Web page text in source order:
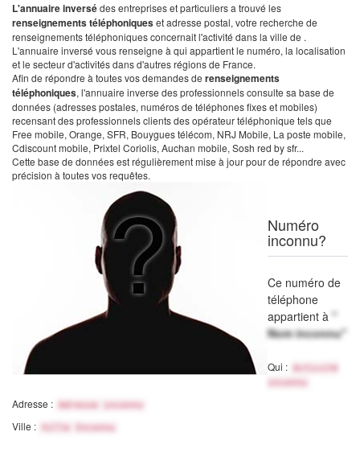
L'annuaire inversédes entreprises et particuliers a trouvé les
renseignements téléphoniqueset adresse postal, votre recherche de
renseignements téléphoniques concernait l'activité dans la ville de .
L'annuaire inversé vous renseigne à qui appartient le numéro, la localisation
et le secteur d'activités dans d'autres régions de France.
Afin de répondre à toutes vos demandes de renseignements
téléphoniques, l'annuaire inverse des professionnels consulte sa base de
données (adresses postales, numéros de téléphones fixes et mobiles)
recensant des professionnels clients des opérateur téléphonique tels que
Free mobile, Orange, SFR, Bouygues télécom, NRJ Mobile, La poste mobile,
Cdiscount mobile, Prixtel Coriolis, Auchan mobile, Sosh red by sfr...
Cette base de données est régulièrement mise à jour pour de répondre avec
précision à toutes vos requêtes.
Numéro
inconnu?
Ce numéro de
téléphone
appartient à "
Nom inconnu"
Qui :
Activité
inconnu
Adresse : Adresse inconnu
Ville : Ville Inconnu